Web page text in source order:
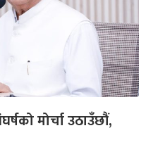
मोर्चा उठाउँछौं,